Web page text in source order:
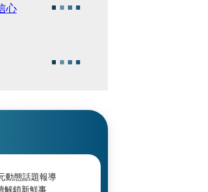
心
動態話題報導
解鎖新鮮事